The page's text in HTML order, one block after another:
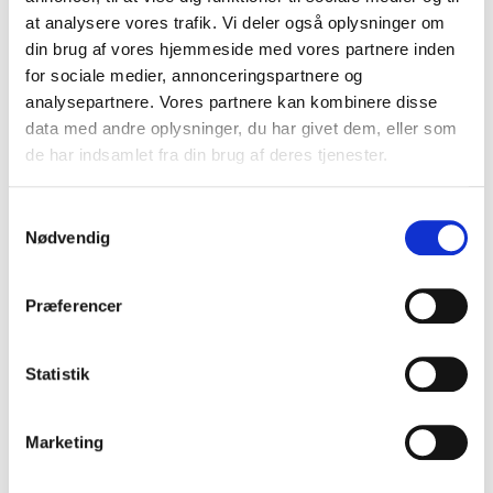
at analysere vores trafik. Vi deler også oplysninger om
din brug af vores hjemmeside med vores partnere inden
for sociale medier, annonceringspartnere og
analysepartnere. Vores partnere kan kombinere disse
data med andre oplysninger, du har givet dem, eller som
de har indsamlet fra din brug af deres tjenester.
Nødvendig
Præferencer
Statistik
Marketing
VIS PRODUKT